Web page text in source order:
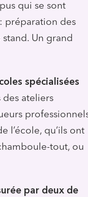
qui se sont
préparation des
Un grand
spécialisées
des ateliers
l’école, qu’ils ont
tout, ou
par deux de